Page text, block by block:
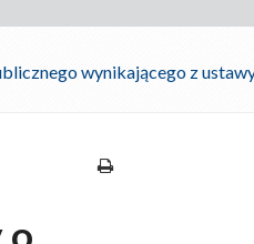
wynikającego z
o